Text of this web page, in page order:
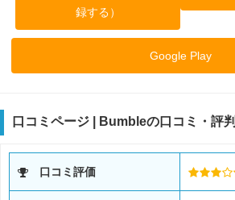
録する）
Google Play
口コミページ | Bumbleの口コミ・評判
口コミ評価